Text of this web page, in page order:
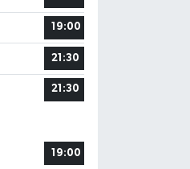
19:00
21:30
21:30
19:00